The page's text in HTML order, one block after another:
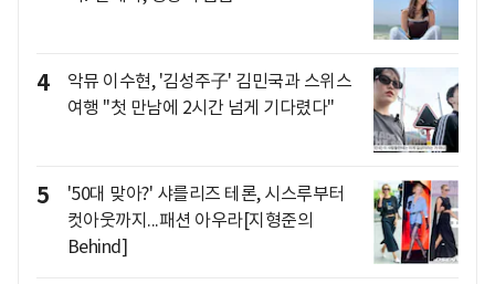
4
악뮤 이수현, '김성주子' 김민국과 스위스
여행 "첫 만남에 2시간 넘게 기다렸다"
5
'50대 맞아?' 샤를리즈 테론, 시스루부터
컷아웃까지...패션 아우라[지형준의
Behind]